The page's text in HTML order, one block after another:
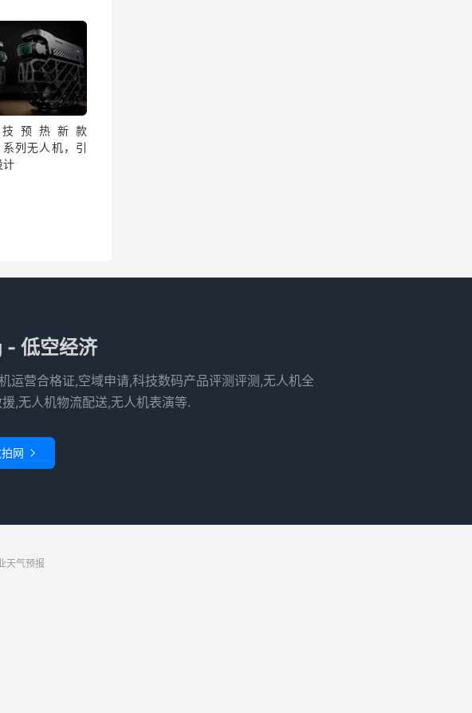
预热新款
系列无人机，引
计
低空经济
运营合格证,空域申请,科技数码产品评测评测,无人机全
,无人机物流配送,无人机表演等.
网 
天气预报